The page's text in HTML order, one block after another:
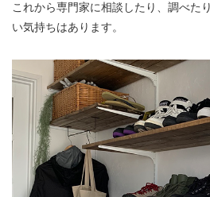
これから専門家に相談したり、調べた
い気持ちはあります。